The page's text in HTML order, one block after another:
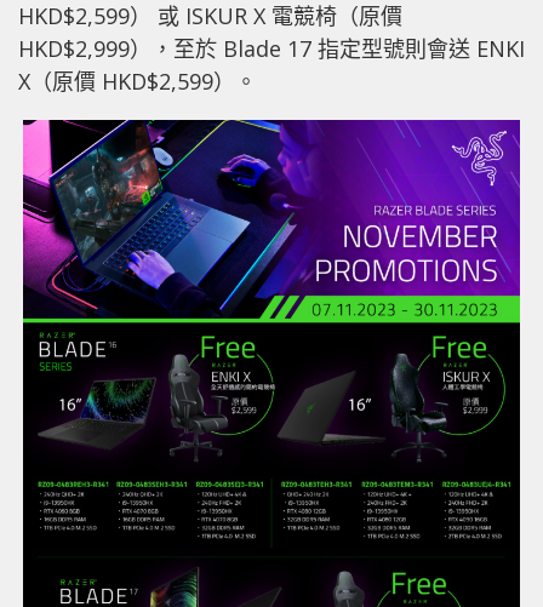
HKD$2,599） 或 ISKUR X 電競椅（原價
HKD$2,999），至於 Blade 17 指定型號則會送 ENKI
X（原價 HKD$2,599）。